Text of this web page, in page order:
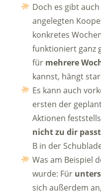
Doch es gibt
angelegten
konkretes
funktioniert ganz
für mehrere
kannst, hängt
Es kann auch
ersten der
Aktionen
nicht zu dir passt
B in der
Was am Beispiel
wurde: Für
sich außerdem